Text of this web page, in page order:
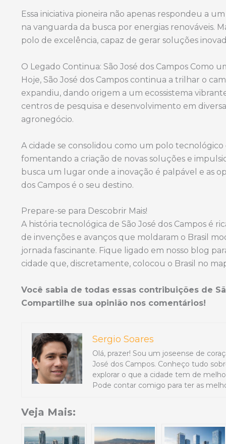
Essa iniciativa pioneira não apenas respondeu a
na vanguarda da busca por energias renováveis.
polo de excelência, capaz de gerar soluções
O Legado Continua: São José dos Campos Como
Hoje, São José dos Campos continua a trilhar o
expandiu, dando origem a um ecossistema
centros de pesquisa e desenvolvimento em
agronegócio.
A cidade se consolidou como um polo
fomentando a criação de novas soluções e
busca um lugar onde a inovação é palpável e as
dos Campos é o seu destino.
Prepare-se para Descobrir Mais!
A história tecnológica de São José dos Campos é
de invenções e avanços que moldaram o Brasil
jornada fascinante. Fique ligado em nosso blog
cidade que, discretamente, colocou o Brasil no
Você sabia de todas essas contribuições de
Compartilhe sua opinião nos comentários!
Sergio Soares
Olá, prazer! Sou um joseense de
José dos Campos. Conheço tudo
explorar o que a cidade tem de
Pode contar comigo para ter as
Veja Mais: